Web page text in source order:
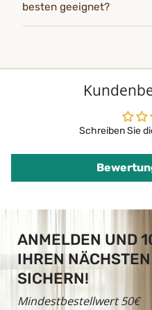
besten geeignet?
Schreiben Sie
ANMELDEN UND
IHREN
SICHERN!
Mindestbestellwert 50€